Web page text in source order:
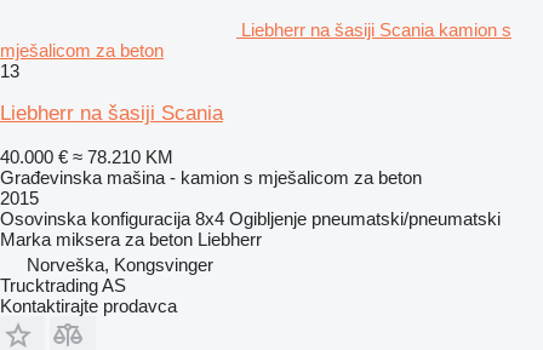
Liebherr na šasiji Scania kamion s
mješalicom za beton
13
Liebherr na šasiji Scania
40.000 € ≈ 78.210 KM
Građevinska mašina - kamion s mješalicom za beton
2015
Osovinska konfiguracija 8x4 Ogibljenje pneumatski/pneumatski
Marka miksera za beton Liebherr
Norveška, Kongsvinger
Trucktrading AS
Kontaktirajte prodavca